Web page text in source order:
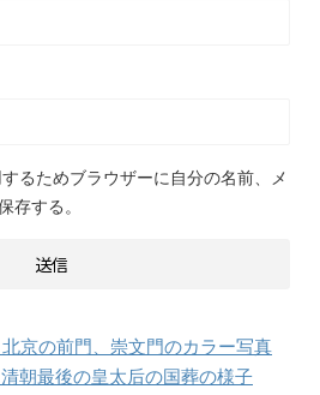
るためブラウザーに自分の名前、メ
存する。
北京の前門、崇文門のカラー写真
清朝最後の皇太后の国葬の様子